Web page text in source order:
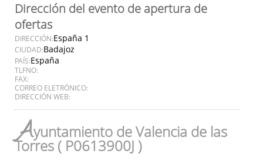
Dirección del evento de apertura de
ofertas
DIRECCIÓN:España 1
CIUDAD:Badajoz
PAÍS:España
TLFNO:
FAX:
CORREO ELETRÓNICO:
DIRECCIÓN WEB:
Ayuntamiento de Valencia de las
Torres ( P0613900J )